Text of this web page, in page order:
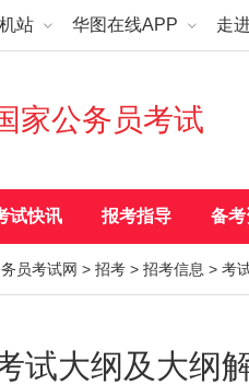
站 华图在线APP 走
家公务员考试
试快讯 报考指导 备
员考试网 > 招考 > 招考信息 > 考
试大纲及大纲